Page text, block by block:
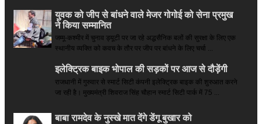
युवक को जीप से बांधने वाले मेजर गोगोई को सेना प्रमुख
ने किया सम्‍मानित
जम्मू-कश्मीर में चुनाव ड्यूटी पर जा रहे अद्धसैनिक बलों की सुरक्षा के लिए एक
स्थानीय व्यक्ति को कवच के तौर पर जीप पर बांधने के लिए चर्चा ...
इलेक्ट्रिक बाइक भोपाल की सड़कों पर आज से दौड़ेंगी
राजधानी में गुरुवार से स्मार्ट सिटी कंपनी इलेक्ट्रिक बाइक की शुरुआत करने
जा रही है। मुख्यमंत्री शिवराज सिंह चौहान स्मार्ट सिटी पार्क में 75 ...
बाबा रामदेव के नुस्खे मात देंगे डेंगू बुखार को